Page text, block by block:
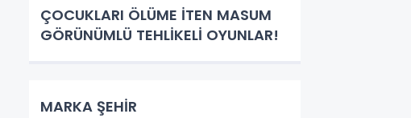
ÇOCUKLARI ÖLÜME İTEN MASUM
GÖRÜNÜMLÜ TEHLİKELİ OYUNLAR!
MARKA ŞEHİR